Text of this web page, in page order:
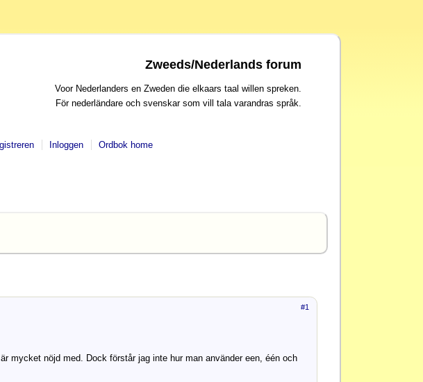
Zweeds/Nederlands forum
Voor Nederlanders en Zweden die elkaars taal willen spreken.
För nederländare och svenskar som vill tala varandras språk.
Inloggen Ordbok home
#1
mycket nöjd med. Dock förstår jag inte hur man använder een, één och